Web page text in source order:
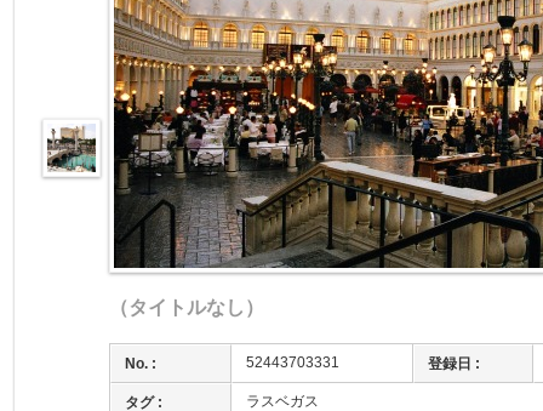
（タイトルなし）
No. : 52443703331 登録日 :
タグ : ラスベガス